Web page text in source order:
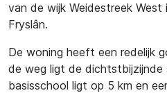
van de wijk Weidestreek
Fryslân.
De woning heeft een redelijk
de weg ligt de dichtstbijzijnde
basisschool ligt op 5 km en